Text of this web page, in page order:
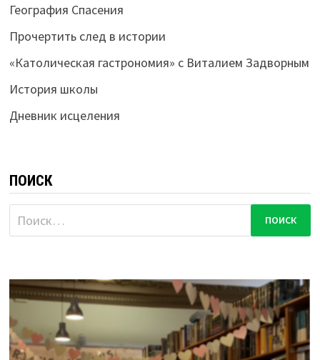
География Спасения
Прочертить след в истории
«Католическая гастрономия» с Виталием Задворным
История школы
Дневник исцеления
ПОИСК
Найти: